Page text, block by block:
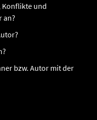
Konflikte und
an?
bzw. Autor mit der